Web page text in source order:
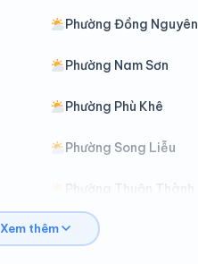
Phường Đồng Nguyên
Phường Nam Sơn
Phường Phù Khê
Phường Song Liễu
Phường Thuận Thành
Phường Tự Lạn
Xem thêm